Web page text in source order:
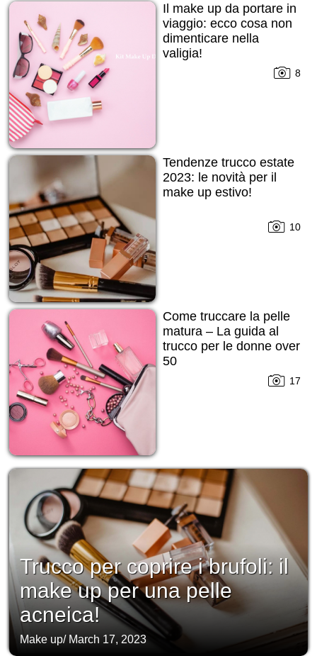
Il make up da portare in
viaggio: ecco cosa non
dimenticare nella
valigia!
8
Tendenze trucco estate
2023: le novità per il
make up estivo!
10
Come truccare la pelle
matura – La guida al
trucco per le donne over
50
17
Trucco per coprire i brufoli: il
make up per una pelle
acneica!
Make up/ March 17, 2023